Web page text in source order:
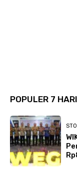
POPULER 7 HARI